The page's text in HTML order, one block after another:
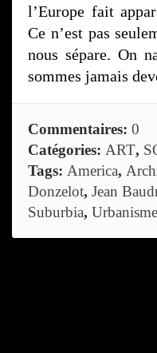
l’Europe fait
Ce n’est pas
nous sépare. On
sommes jamais
Commentaires: 0
Catégories: ART,
Tags: America,
Donzelot, Jean
Suburbia, Urbanisme